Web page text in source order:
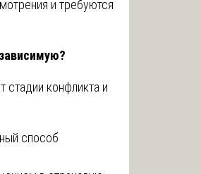
и требуются
стадии конфликта и
способ